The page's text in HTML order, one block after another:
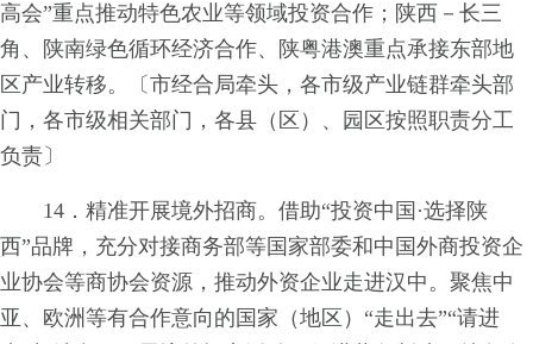
高会”重点推动特色农业等领域投资合作；陕西－长三
角、陕南绿色循环经济合作、陕粤港澳重点承接东部地
区产业转移。〔市经合局牵头，各市级产业链群牵头部
门，各市级相关部门，各县（区）、园区按照职责分工
负责〕
14．精准开展境外招商。借助“投资中国·选择陕
西”品牌，充分对接商务部等国家部委和中国外商投资企
业协会等商协会资源，推动外资企业走进汉中。聚焦中
亚、欧洲等有合作意向的国家（地区）“走出去”“请进